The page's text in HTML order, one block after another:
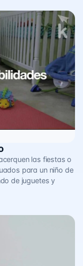
las fiestas o
para un niño de
de juguetes y